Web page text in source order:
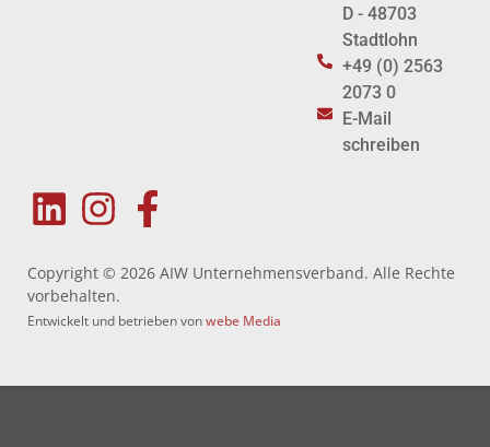
D - 48703
Stadtlohn
+49 (0) 2563
2073 0
E-Mail
schreiben
Copyright © 2026 AIW Unternehmensverband. Alle Rechte
vorbehalten.
Entwickelt und betrieben vonwebe Media